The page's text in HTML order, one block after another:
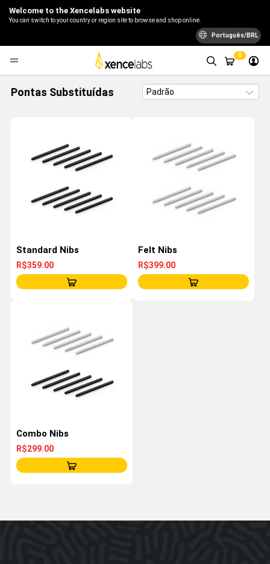
Welcome to the Xencelabs website
You can switch to your country or region site to browse and shop online.
Português/BRL
0
Pontas Substituídas
Standard Nibs
R$359.00
Felt Nibs
R$399.00
Combo Nibs
R$299.00